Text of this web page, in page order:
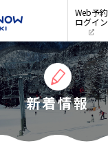
Web予約
ログイン
新着情報